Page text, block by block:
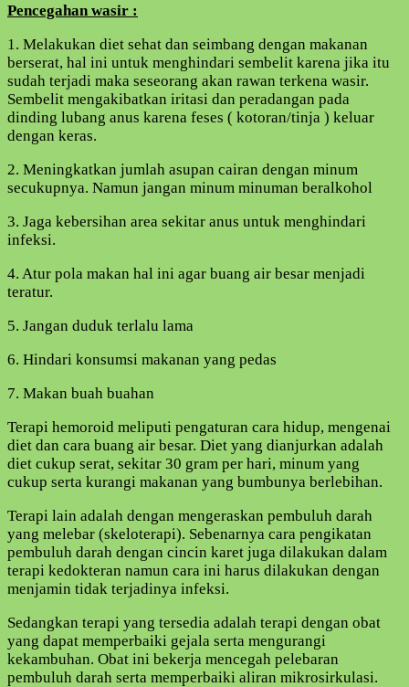
Pencegahan wasir :
1. Melakukan diet sehat dan seimbang dengan makanan
berserat, hal ini untuk menghindari sembelit karena jika itu
sudah terjadi maka seseorang akan rawan terkena wasir.
Sembelit mengakibatkan iritasi dan peradangan pada
dinding lubang anus karena feses ( kotoran/tinja ) keluar
dengan keras.
2. Meningkatkan jumlah asupan cairan dengan minum
secukupnya. Namun jangan minum minuman beralkohol
3. Jaga kebersihan area sekitar anus untuk menghindari
infeksi.
4. Atur pola makan hal ini agar buang air besar menjadi
teratur.
5. Jangan duduk terlalu lama
6. Hindari konsumsi makanan yang pedas
7. Makan buah buahan
Terapi hemoroid meliputi pengaturan cara hidup, mengenai
diet dan cara buang air besar. Diet yang dianjurkan adalah
diet cukup serat, sekitar 30 gram per hari, minum yang
cukup serta kurangi makanan yang bumbunya berlebihan.
Terapi lain adalah dengan mengeraskan pembuluh darah
yang melebar (skeloterapi). Sebenarnya cara pengikatan
pembuluh darah dengan cincin karet juga dilakukan dalam
terapi kedokteran namun cara ini harus dilakukan dengan
menjamin tidak terjadinya infeksi.
Sedangkan terapi yang tersedia adalah terapi dengan obat
yang dapat memperbaiki gejala serta mengurangi
kekambuhan. Obat ini bekerja mencegah pelebaran
pembuluh darah serta memperbaiki aliran mikrosirkulasi.